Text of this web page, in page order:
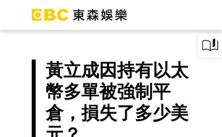
黃立成因持有以太
幣多單被強制平
倉，損失了多少美